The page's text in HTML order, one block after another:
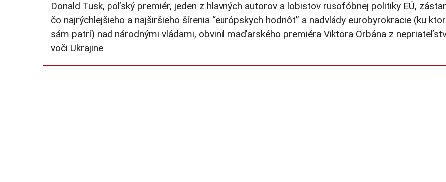
Donald Tusk, poľský premiér, jeden z hlavných autorov a lobistov rusofóbnej politiky EÚ,
čo najrýchlejšieho a najširšieho šírenia “európskych hodnôt” a nadvlády eurobyrokracie (ku
sám patrí) nad národnými vládami, obvinil maďarského premiéra Viktora Orbána z
voči Ukrajine